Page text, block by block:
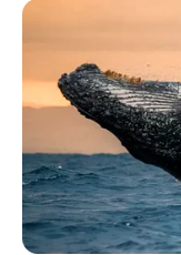
Kreativitas Tanpa